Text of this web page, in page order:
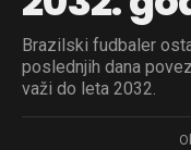
Brazilski fudbaler
poslednjih dana
važi do leta 2032.